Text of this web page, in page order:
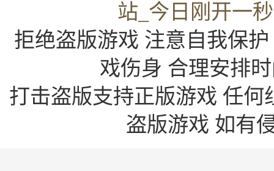
站_今日刚开一
拒绝盗版游戏 注意自我保
戏伤身 合理安排
打击盗版支持正版游戏 任
盗版游戏 如有